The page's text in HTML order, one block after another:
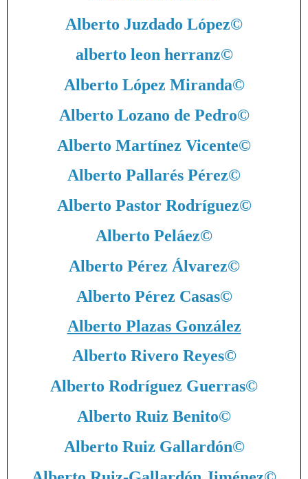
Alberto Juzdado López©
alberto leon herranz©
Alberto López Miranda©
Alberto Lozano de Pedro©
Alberto Martínez Vicente©
Alberto Pallarés Pérez©
Alberto Pastor Rodríguez©
Alberto Peláez©
Alberto Pérez Álvarez©
Alberto Pérez Casas©
Alberto Plazas González
Alberto Rivero Reyes©
Alberto Rodríguez Guerras©
Alberto Ruiz Benito©
Alberto Ruiz Gallardón©